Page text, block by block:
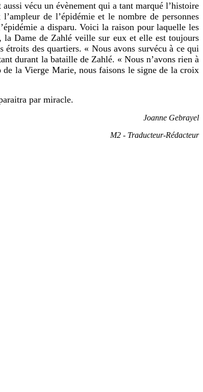
vécu un évènement qui a tant marqué l’histoire
de l’épidémie et le nombre de personnes
a disparu. Voici la raison pour laquelle les
la Dame de Zahlé veille sur eux et elle est toujours
étroits des quartiers. « Nous avons survécu à ce qui
durant la bataille de Zahlé. « Nous n’avons rien à
la Vierge Marie, nous faisons le signe de la croix
par miracle.
Joanne Gebrayel
M2 - Traducteur-Rédacteur